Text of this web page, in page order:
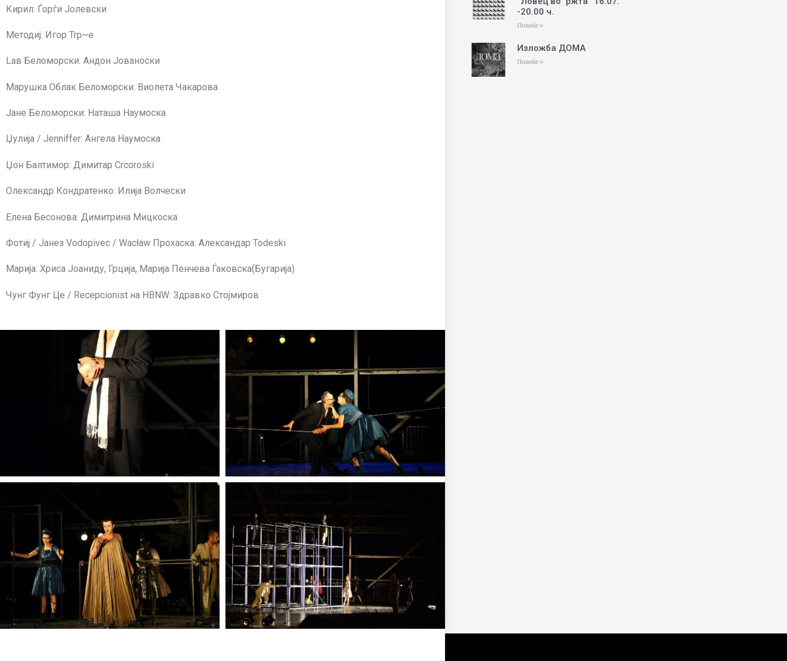
Кирил: Ѓорѓи Јолевски
Методиј: Игор Trp~e
Laв Беломорски: Андон Јованоски
Марушка Облак Беломорски: Виолета Чaкарова
Јане Беломорски: Наташа Наумоска
Џулија / Jenniffer: Ангела Наумоска
Џон Балтимор: Димитар Crcoroski
Олександр Кондратенко: Илија Волчески
Елена Бесонова: Димитрина Мицкоска
Фотиј / Јанез Vodopivec / Wacław Прохаска: Александар Todeski
Марија: Хриса Јоаниду, Грција, Марија Пенчева Ѓаковска(Бугарија)
Чунг Фунг Це / Recepcionist на HBNW: Здравко Стојмиров
-20.00 ч.
Повеќе »
Изложба ДОМА
Повеќе »